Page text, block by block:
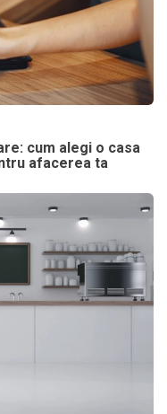
cum alegi o casa
afacerea ta